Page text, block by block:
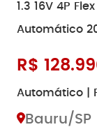
1.3 16V 4P
Automático
R$
Automático |
Bauru/SP